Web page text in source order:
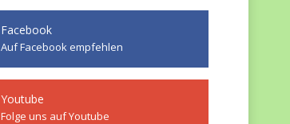
Facebook
Auf Facebook empfehlen
Youtube
Folge uns auf Youtube